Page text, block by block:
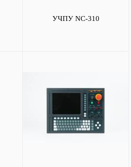
УЧПУ NC-310